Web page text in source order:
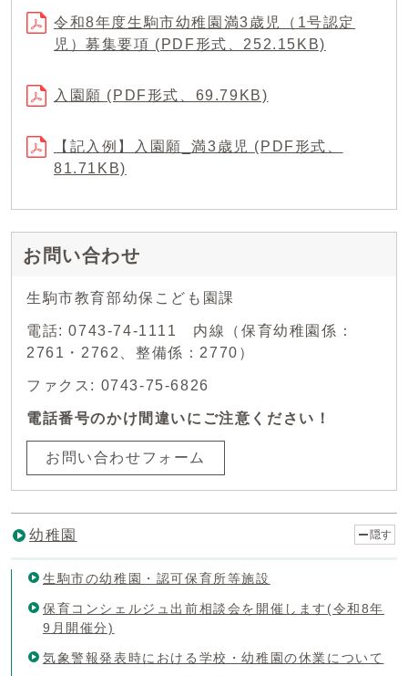
令和8年度生駒市幼稚園満3歳児（1号認定
児）募集要項 (PDF形式、252.15KB)
入園願 (PDF形式、69.79KB)
【記入例】入園願_満3歳児 (PDF形式、
81.71KB)
お問い合わせ
生駒市教育部幼保こども園課
電話: 0743-74-1111 内線（保育幼稚園係：
2761・2762、整備係：2770）
ファクス: 0743-75-6826
電話番号のかけ間違いにご注意ください！
お問い合わせフォーム
幼稚園 隠す
生駒市の幼稚園・認可保育所等施設
保育コンシェルジュ出前相談会を開催します(令和8年
9月開催分)
気象警報発表時における学校・幼稚園の休業について